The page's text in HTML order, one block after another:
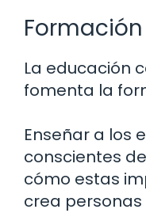
La educación
fomenta la
Enseñar a los
conscientes
cómo estas
crea